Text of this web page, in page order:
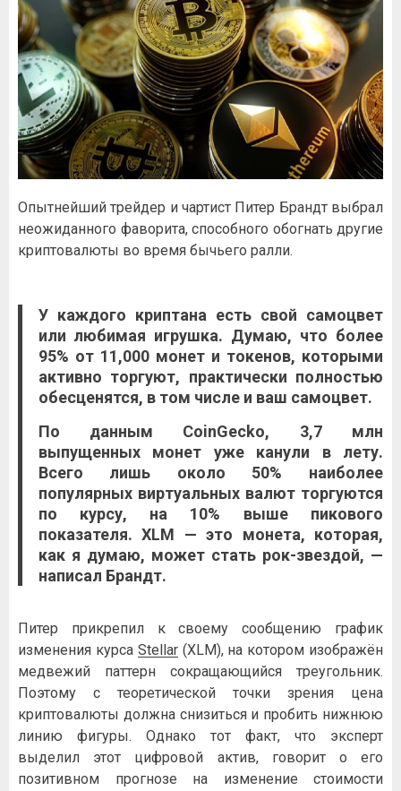
Опытнейший трейдер и чартист Питер Брандт выбрал
неожиданного фаворита, способного обогнать другие
криптовалюты во время бычьего ралли.
У каждого криптана есть свой самоцвет
или любимая игрушка. Думаю, что более
95% от 11,000 монет и токенов, которыми
активно торгуют, практически полностью
обесценятся, в том числе и ваш самоцвет.
По данным CoinGecko, 3,7 млн
выпущенных монет уже канули в лету.
Всего лишь около 50% наиболее
популярных виртуальных валют торгуются
по курсу, на 10% выше пикового
показателя. XLM — это монета, которая,
как я думаю, может стать рок-звездой, —
написал Брандт.
Питер прикрепил к своему сообщению график
изменения курса Stellar(XLM), на котором изображён
медвежий паттерн сокращающийся треугольник.
Поэтому с теоретической точки зрения цена
криптовалюты должна снизиться и пробить нижнюю
линию фигуры. Однако тот факт, что эксперт
выделил этот цифровой актив, говорит о его
позитивном прогнозе на изменение стоимости